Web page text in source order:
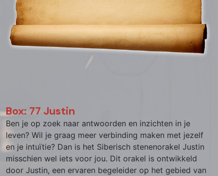
</p>
Box: 77 Justin
Ben je op zoek naar antwoorden en inzichten in je
leven? Wil je graag meer verbinding maken met jezelf
en je intuïtie? Dan is het Siberisch stenenorakel Justin
misschien wel iets voor jou. Dit orakel is ontwikkeld
door Justin, een ervaren begeleider op het gebied van